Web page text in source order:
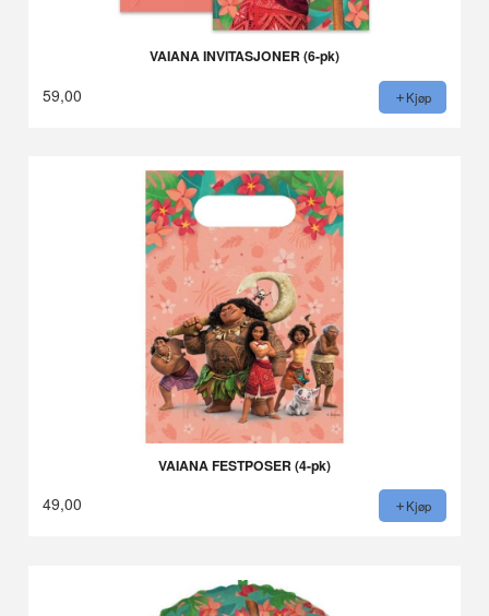
VAIANA INVITASJONER (6-pk)
59,00 Kjøp
VAIANA FESTPOSER (4-pk)
49,00 Kjøp